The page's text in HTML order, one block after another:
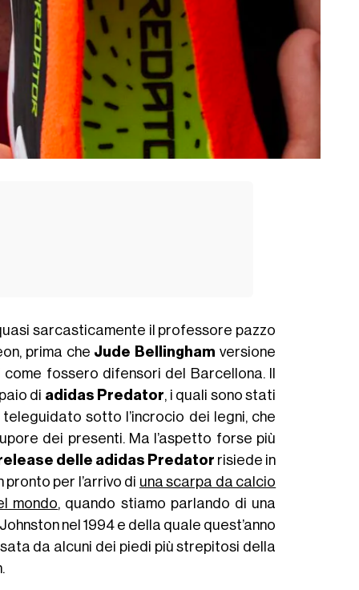
sarcasticamente il professore pazzo
prima che Jude Bellingham versione
fossero difensori del Barcellona. Il
di adidas Predator, i quali sono stati
sotto l’incrocio dei legni, che
dei presenti. Ma l’aspetto forse più
delle adidas Predator risiede in
per l’arrivo di una scarpa da calcio
mondo, quando stiamo parlando di una
nel 1994 e della quale quest’anno
da alcuni dei piedi piùstrepitosi della